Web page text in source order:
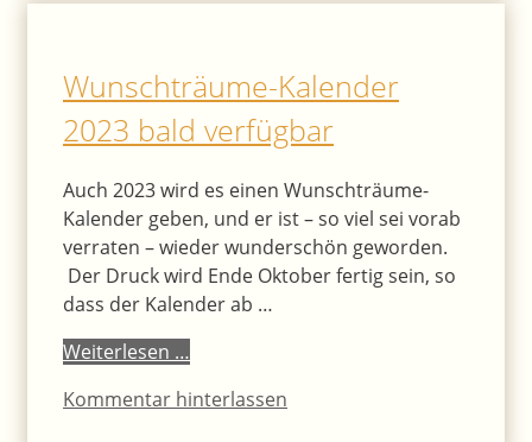
Wunschträume-Kalender
2023 bald verfügbar
Auch 2023 wird es einen Wunschträume-
Kalender geben, und er ist – so viel sei vorab
verraten – wieder wunderschön geworden.
Der Druck wird Ende Oktober fertig sein, so
dass der Kalender ab …
Weiterlesen …
Kommentar hinterlassen